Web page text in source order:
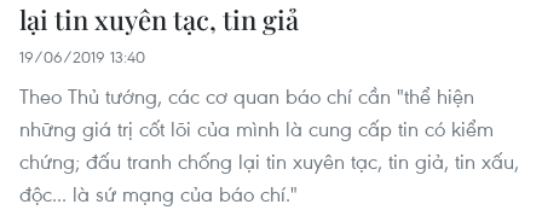
lại tin xuyên tạc, tin giả
19/06/2019 13:40
Theo Thủ tướng, các cơ quan báo chí cần "thể hiện
những giá trị cốt lõi của mình là cung cấp tin có kiểm
chứng; đấu tranh chống lại tin xuyên tạc, tin giả, tin xấu,
độc... là sứ mạng của báo chí."